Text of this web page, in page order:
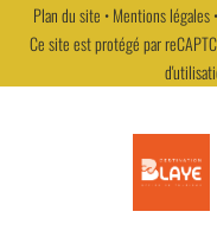
Plan du site •Mentions légales•
Ce site est protégé par